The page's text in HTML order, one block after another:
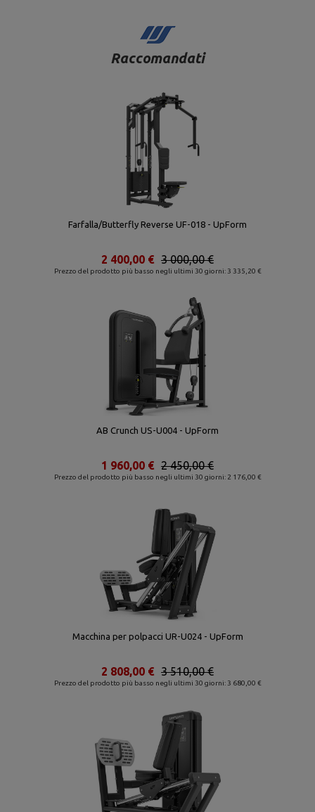
Raccomandati
Farfalla/Butterfly Reverse UF-018 - UpForm
Prezzo del prodotto più basso negli ultimi 30 giorni: 3 335,20 €
3 000,00 €
2 400,00 €
AB Crunch US-U004 - UpForm
Prezzo del prodotto più basso negli ultimi 30 giorni: 2 176,00 €
2 450,00 €
1 960,00 €
Macchina per polpacci UR-U024 - UpForm
Prezzo del prodotto più basso negli ultimi 30 giorni: 3 680,00 €
3 510,00 €
2 808,00 €